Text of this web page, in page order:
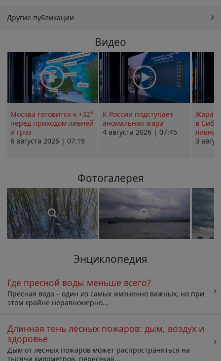
Другие публикации
Видео
Москва готовится к +32°
перед приходом ливней
и гроз
6 августа 2026 | 07:19
К России подступает
аномальная жара
4 августа 2026 | 07:45
Жара в
в
ливни
3
Фотогалерея
Энциклопедия
Где пресной воды меньше всего?
Пресная вода – один из самых жизненно важных, но при
этом крайне неравномерно...
Длинная тень лесных пожаров: дым, воздух и
здоровье
Дым от лесных пожаров может распространяться на
тысячи километров, пересекая...